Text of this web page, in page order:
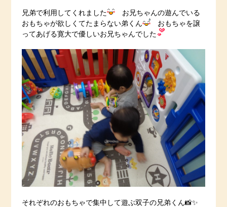
兄弟で利用してくれました
お兄ちゃんの遊んでいる
おもちゃが欲しくてたまらない弟くん
おもちゃを譲
ってあげる寛大で優しいお兄ちゃんでした
それぞれのおもちゃで集中して遊ぶ双子の兄弟くん📸✨